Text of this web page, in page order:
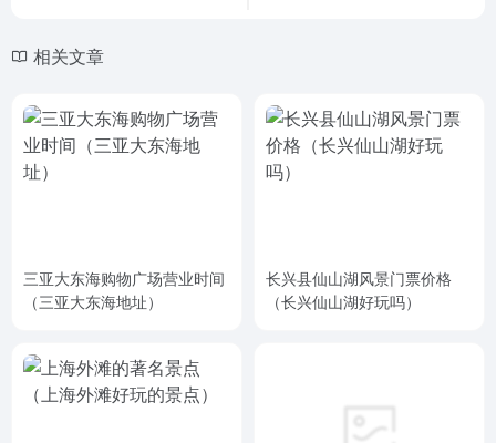
相关文章
三亚大东海购物广场营业时间
（三亚大东海地址）
长兴县仙山湖风景门票价格
（长兴仙山湖好玩吗）